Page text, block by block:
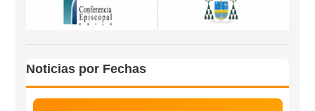
Noticias por Fechas